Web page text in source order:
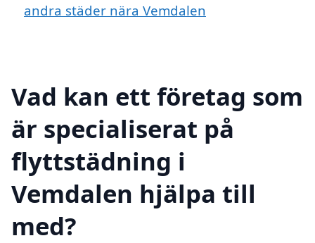
andra städer nära Vemdalen
Vad kan ett företag som
är specialiserat på
flyttstädning i
Vemdalen hjälpa till
med?